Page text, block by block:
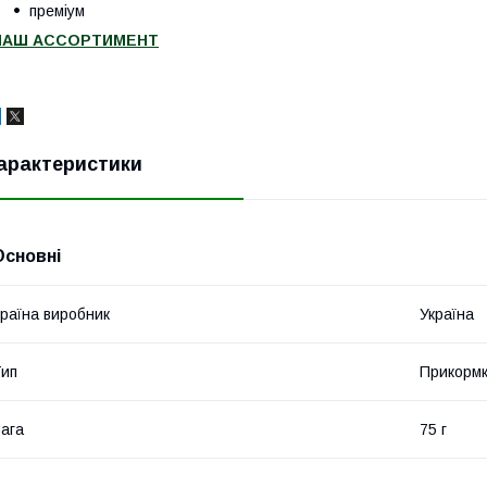
преміум
АССОРТИМЕНТ
виробник Україна
75 г